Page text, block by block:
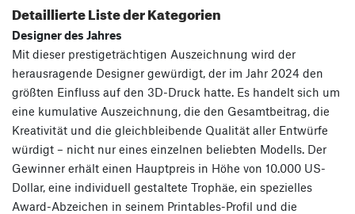
Detaillierte Liste der Kategorien
Designer des Jahres
Mit dieser prestigeträchtigen Auszeichnung wird der
herausragende Designer gewürdigt, der im Jahr 2024 den
größten Einfluss auf den 3D-Druck hatte. Es handelt sich um
eine kumulative Auszeichnung, die den Gesamtbeitrag, die
Kreativität und die gleichbleibende Qualität aller Entwürfe
würdigt – nicht nur eines einzelnen beliebten Modells. Der
Gewinner erhält einen Hauptpreis in Höhe von 10.000 US-
Dollar, eine individuell gestaltete Trophäe, ein spezielles
Award-Abzeichen in seinem Printables-Profil und die